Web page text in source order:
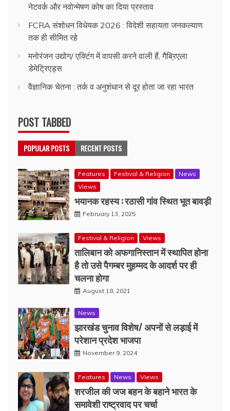
नेटवर्क और नवोन्मेषण कोष का दिया प्रस्ताव
FCRA संशोधन विधेयक 2026 : विदेशी सहायता जनकल्याण
तक ही सीमित रहे
मनोरंजन उद्योग/ एक्टिंग में वापसी करने वाली हैं, गैब्रिएला
डेमेट्रिएड्स
वैज्ञानिक चेतना : तर्क व अनुशंधान से दूर होता जा रहा भारत
POST TABBED
POPULAR POSTS RECENT POSTS
Features Festival & Religion
News
Views
भयानक रहस्य : रठासी गांव स्थित भूत बावड़ी
February 13, 2025
Festival & Religion Views
तालिबान को अफगानिस्तान में स्थापित होना
है तो उसे पैगम्बर मुहम्मद के आदर्श पर ही
चलना होगा
August 18, 2021
News
झारखंड चुनाव विशेष/ अपनों से लड़ाई में
परेशान प्रदेश भाजपा
November 9, 2024
Features News Views
शरजील की जज बहन के बहाने भारत के
समावेशी राष्ट्रवाद पर चर्चा